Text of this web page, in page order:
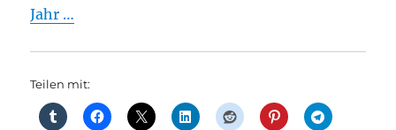
Jahr …
Teilen mit: